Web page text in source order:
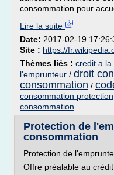
consommation pour
Lire la suite
Date: 2017-02-19
Site : https://
Thèmes liés : credit a la
l'emprunteur / droit
consommation /
consommation protection
consommation
Protection de
consommation
Protection de
Offre préalable au crédit